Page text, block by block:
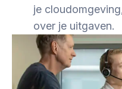
je
over je uitgaven.